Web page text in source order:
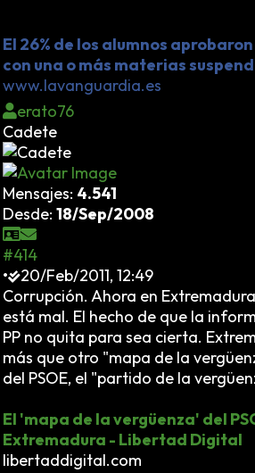
El 26% de los alumnos
con una o más materias
www.lavanguardia.es
erato76
Cadete
Mensajes: 4.541
Desde: 18/Sep/2008
#414
•
20/Feb/2011, 12:49
Corrupción. Ahora en
está mal. El hecho de que la
PP no quita para sea cierta.
más que otro "mapa de la
del PSOE, el "partido de la
El 'mapa de la vergüenza' del
Extremadura - Libertad Digital
libertaddigital.com